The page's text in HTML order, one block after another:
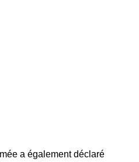
a également déclaré